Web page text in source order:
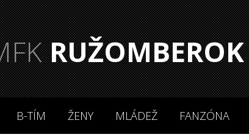
RUŽOMBEROK
B-TÍM ŽENY MLÁDEŽ FANZÓNA